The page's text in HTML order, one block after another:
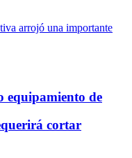
equipamiento de
cortar